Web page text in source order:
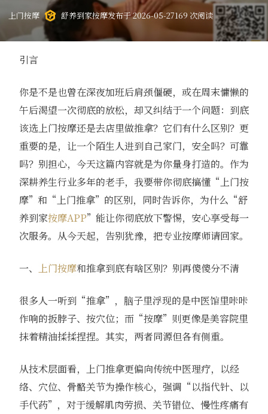
上门按摩 舒养到家按摩发布于 2026-05-27169 次阅读
引言
你是不是也曾在深夜加班后肩颈僵硬，或在周末慵懒的
午后渴望一次彻底的放松，却又纠结于一个问题：到底
该选上门按摩还是去店里做推拿？它们有什么区别？更
重要的是，让一个陌生人进到自己家门，安全吗？可靠
吗？别担心，今天这篇内容就是为你量身打造的。作为
深耕养生行业多年的老手，我要带你彻底搞懂“上门按
摩”和“上门推拿”的区别，同时告诉你，为什么“舒
养到家按摩APP”能让你彻底放下警惕，安心享受每一
次服务。从今天起，告别犹豫，把专业按摩师请回家。
一、 上门按摩和推拿到底有啥区别？别再傻傻分不清
很多人一听到“推拿”，脑子里浮现的是中医馆里咔咔
作响的扳脖子、按穴位；而“按摩”则更像是美容院里
抹着精油揉揉捏捏。其实，两者同源但各有侧重。
从技术层面看，上门推拿更偏向传统中医理疗，以经
络、穴位、骨骼关节为操作核心，强调“以指代针、以
手代药”，对于缓解肌肉劳损、关节错位、慢性疼痛有